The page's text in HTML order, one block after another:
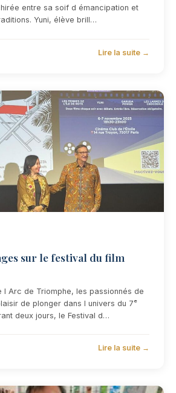
entre sa soif d émancipation et
Yuni, élève brill…
Lire la suite →
sur le festival du film
l Arc de Triomphe, les passionnés de
de plonger dans l univers du 7ᵉ
deux jours, le Festival d…
Lire la suite →